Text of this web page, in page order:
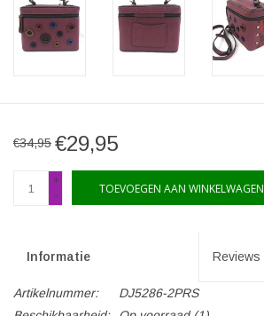
€34,95 €29,95
+
-
TOEVOEGEN AAN WINKELWAGEN
Informatie Reviews
Artikelnummer:
DJ5286-2PRS